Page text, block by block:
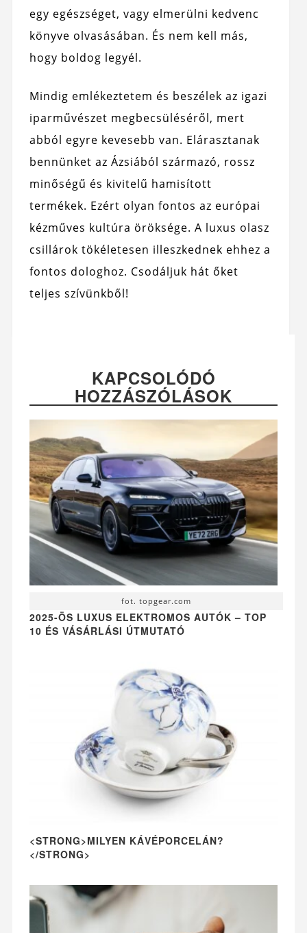
egy egészséget, vagy elmerülni kedvenc
könyve olvasásában. És nem kell más,
hogy boldog legyél.
Mindig emlékeztetem és beszélek az igazi
iparművészet megbecsüléséről, mert
abból egyre kevesebb van. Elárasztanak
bennünket az Ázsiából származó, rossz
minőségű és kivitelű hamisított
termékek. Ezért olyan fontos az európai
kézműves kultúra öröksége. A luxus olasz
csillárok tökéletesen illeszkednek ehhez a
fontos dologhoz. Csodáljuk hát őket
teljes szívünkből!
KAPCSOLÓDÓ
HOZZÁSZÓLÁSOK
fot. topgear.com
2025-ÖS LUXUS ELEKTROMOS AUTÓK – TOP
10 ÉS VÁSÁRLÁSI ÚTMUTATÓ
<STRONG>MILYEN KÁVÉPORCELÁN?
</STRONG>